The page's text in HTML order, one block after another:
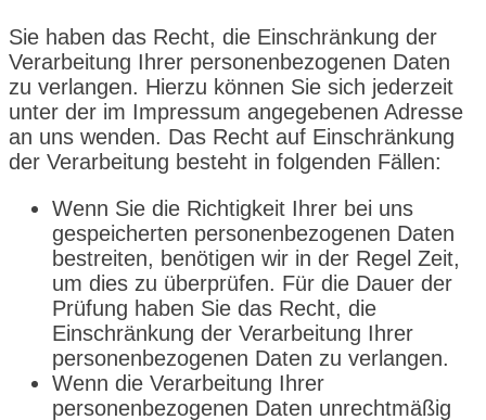
Sie haben das Recht, die Einschränkung der
Verarbeitung Ihrer personenbezogenen Daten
zu verlangen. Hierzu können Sie sich jederzeit
unter der im Impressum angegebenen Adresse
an uns wenden. Das Recht auf Einschränkung
der Verarbeitung besteht in folgenden Fällen:
Wenn Sie die Richtigkeit Ihrer bei uns
gespeicherten personenbezogenen Daten
bestreiten, benötigen wir in der Regel Zeit,
um dies zu überprüfen. Für die Dauer der
Prüfung haben Sie das Recht, die
Einschränkung der Verarbeitung Ihrer
personenbezogenen Daten zu verlangen.
Wenn die Verarbeitung Ihrer
personenbezogenen Daten unrechtmäßig